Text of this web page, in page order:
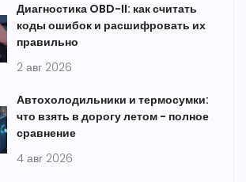
Диагностика OBD-II: как считать
коды ошибок и расшифровать их
правильно
2 авг 2026
Автохолодильники и термосумки:
что взять в дорогу летом - полное
сравнение
4 авг 2026